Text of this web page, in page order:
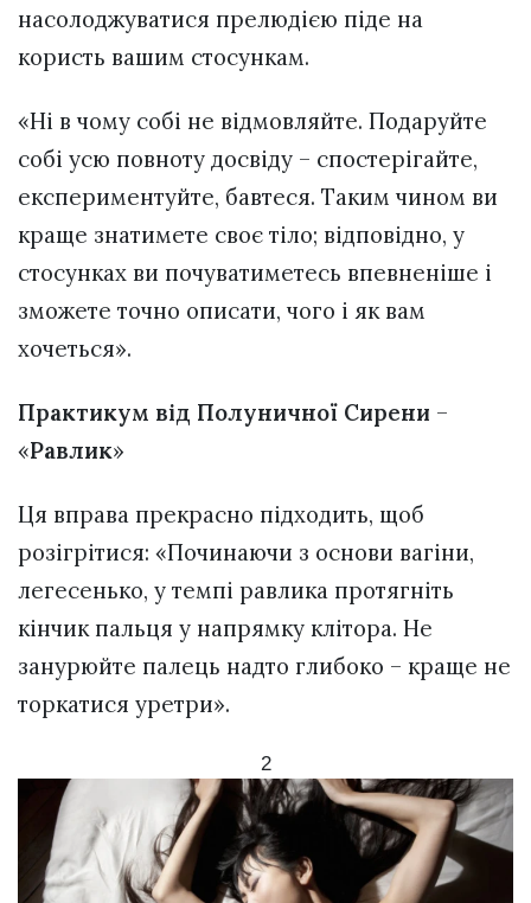
насолоджуватися прелюдією піде на
користь вашим стосункам.
«Ні в чому собі не відмовляйте. Подаруйте
собі усю повноту досвіду – спостерігайте,
експериментуйте, бавтеся. Таким чином ви
краще знатимете своє тіло; відповідно, у
стосунках ви почуватиметесь впевненіше і
зможете точно описати, чого і як вам
хочеться».
Практикум від Полуничної Сирени –
«Равлик»
Ця вправа прекрасно підходить, щоб
розігрітися: «Починаючи з основи вагіни,
легесенько, у темпі равлика протягніть
кінчик пальця у напрямку клітора. Не
занурюйте палець надто глибоко – краще не
торкатися уретри».
2